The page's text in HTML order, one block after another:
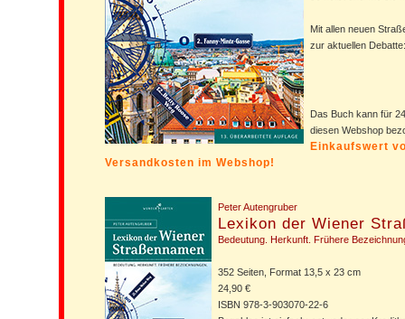
Mit allen neuen
zur aktuellen
Das Buch kann für
diesen Webshop
Einkaufswert
Versandkosten im Webshop!
Peter Autengruber
Lexikon der Wiener
Bedeutung. Herkunft. Frühere
352 Seiten, Format 13,5 x 23 cm
24,90 €
ISBN 978-3-903070-22-6